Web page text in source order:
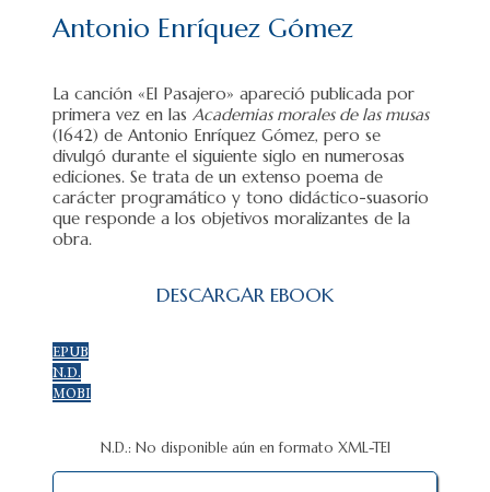
Antonio Enríquez Gómez
La canción «El Pasajero» apareció publicada por
primera vez en las Academias morales de las musas
(1642) de Antonio Enríquez Gómez, pero se
divulgó durante el siguiente siglo en numerosas
ediciones. Se trata de un extenso poema de
carácter programático y tono didáctico-suasorio
que responde a los objetivos moralizantes de la
obra.
DESCARGAR EBOOK
EPUB
N.D.
MOBI
N.D.: No disponible aún en formato XML-TEI